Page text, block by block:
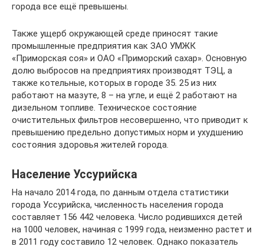
города все ещё превышены.
Также ущерб окружающей среде приносят такие
промышленные предприятия как ЗАО УМЖК
«Приморская соя» и ОАО «Приморский сахар». Основную
долю выбросов на предприятиях производят ТЭЦ, а
также котельные, которых в городе 35. 25 из них
работают на мазуте, 8 – на угле, и ещё 2 работают на
дизельном топливе. Техническое состояние
очистительных фильтров несовершенно, что приводит к
превышению предельно допустимых норм и ухудшению
состояния здоровья жителей города.
Население Уссурийска
На начало 2014 года, по данным отдела статистики
города Уссурийска, численность населения города
составляет 156 442 человека. Число родившихся детей
на 1000 человек, начиная с 1999 года, неизменно растет и
в 2011 году составило 12 человек. Однако показатель